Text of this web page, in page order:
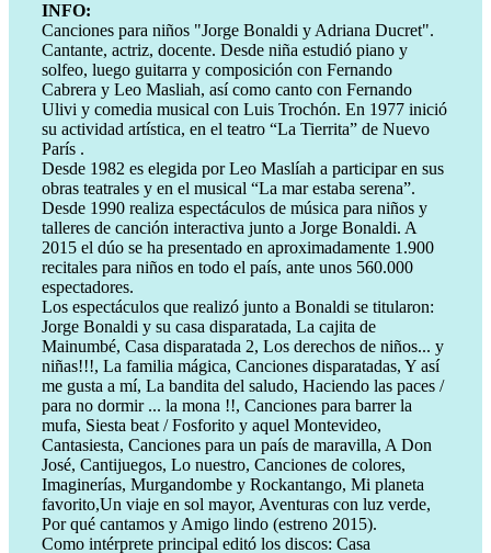
INFO:
Canciones para niños "Jorge Bonaldi y Adriana Ducret".
Cantante, actriz, docente. Desde niña estudió piano y
solfeo, luego guitarra y composición con Fernando
Cabrera y Leo Masliah, así como canto con Fernando
Ulivi y comedia musical con Luis Trochón. En 1977 inició
su actividad artística, en el teatro “La Tierrita” de Nuevo
París .
Desde 1982 es elegida por Leo Maslíah a participar en sus
obras teatrales y en el musical “La mar estaba serena”.
Desde 1990 realiza espectáculos de música para niños y
talleres de canción interactiva junto a Jorge Bonaldi. A
2015 el dúo se ha presentado en aproximadamente 1.900
recitales para niños en todo el país, ante unos 560.000
espectadores.
Los espectáculos que realizó junto a Bonaldi se titularon:
Jorge Bonaldi y su casa disparatada, La cajita de
Mainumbé, Casa disparatada 2, Los derechos de niños... y
niñas!!!, La familia mágica, Canciones disparatadas, Y así
me gusta a mí, La bandita del saludo, Haciendo las paces /
para no dormir ... la mona !!, Canciones para barrer la
mufa, Siesta beat / Fosforito y aquel Montevideo,
Cantasiesta, Canciones para un país de maravilla, A Don
José, Cantijuegos, Lo nuestro, Canciones de colores,
Imaginerías, Murgandombe y Rockantango, Mi planeta
favorito,Un viaje en sol mayor, Aventuras con luz verde,
Por qué cantamos y Amigo lindo (estreno 2015).
Como intérprete principal editó los discos: Casa